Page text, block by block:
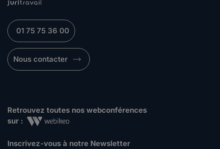
01 75 75 36 00
Nous contacter
Retrouvez toutes nos webconférences
sur :
Inscrivez-vous à notre Newsletter